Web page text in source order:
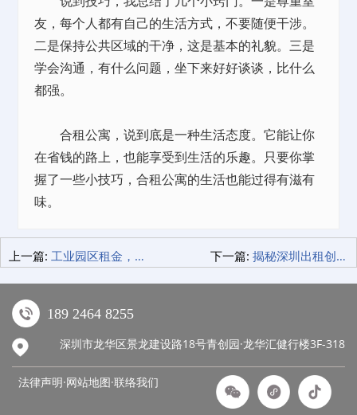
友，每个人都有自己的生活方式，不要随便干涉。
二是保持公共区域的干净，这是基本的礼貌。三是
学会沟通，有什么问题，坐下来好好谈谈，比什么
都强。
合租公寓，说到底是一种生活态度。它能让你
在省钱的路上，也能享受到生活的乐趣。只要你掌
握了一些小技巧，合租公寓的生活也能过得有滋有
味。
上一篇: 工业园区租金，深圳创业者的省钱秘籍！ 下一篇: 揭秘深圳出租创业园：为何青创园成了创业者的首选？
189 2464 8255
深圳市龙华区景龙建设路18号青创园·龙华汇健行楼3F-318
法律声明·网站地图·联络我们